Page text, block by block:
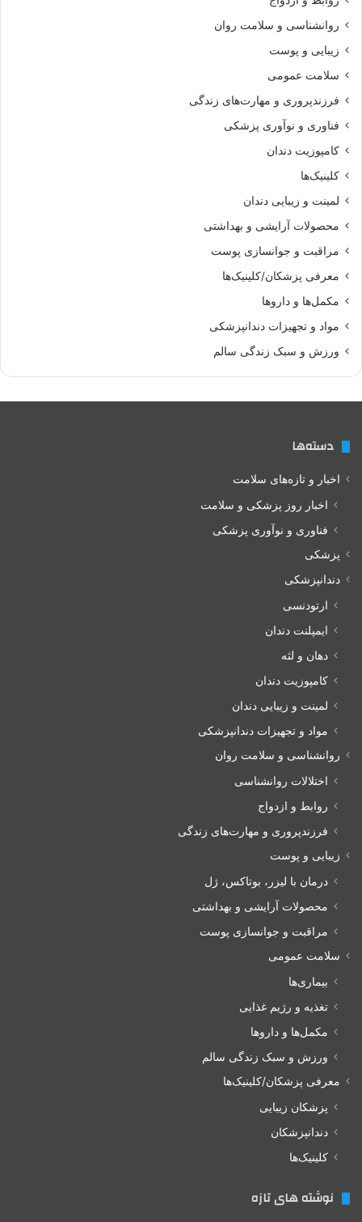
روانشناسی و سلامت روان
زیبایی و پوست
سلامت عمومی
فرزندپروری و مهارت‌های زندگی
فناوری و نوآوری پزشکی
کامپوزیت دندان
کلینیک‌ها
لمینت و زیبایی دندان
محصولات آرایشی و بهداشتی
مراقبت و جوانسازی پوست
معرفی پزشکان/کلینیک‌ها
مکمل‌ها و داروها
مواد و تجهیزات دندانپزشکی
ورزش و سبک زندگی سالم
دسته‌ها
اخبار و تازه‌های سلامت
اخبار روز پزشکی و سلامت
فناوری و نوآوری پزشکی
پزشکی
دندانپزشکی
ارتودنسی
ایمپلنت دندان
دهان و لثه
کامپوزیت دندان
لمینت و زیبایی دندان
مواد و تجهیزات دندانپزشکی
روانشناسی و سلامت روان
اختلالات روانشناسی
روابط و ازدواج
فرزندپروری و مهارت‌های زندگی
زیبایی و پوست
درمان با لیزر، بوتاکس، ژل
محصولات آرایشی و بهداشتی
مراقبت و جوانسازی پوست
سلامت عمومی
بیماری‌ها
تغذیه و رژیم غذایی
مکمل‌ها و داروها
ورزش و سبک زندگی سالم
معرفی پزشکان/کلینیک‌ها
پزشکان زیبایی
دندانپزشکان
کلینیک‌ها
نوشته های تازه